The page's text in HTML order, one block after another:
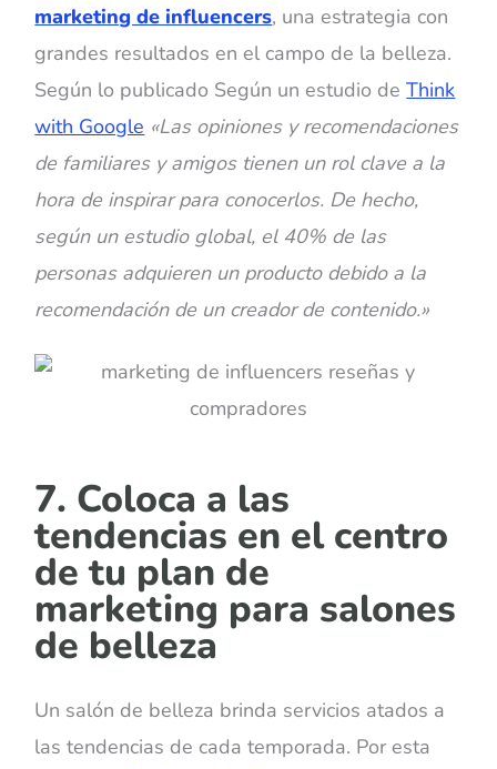
marketing de influencers, una estrategia con
grandes resultados en el campo de la belleza.
‌Según lo publicado Según un estudio deThink
with Google «Las opiniones y recomendaciones
de familiares y amigos tienen un rol clave a la
hora de inspirar para conocerlos. De hecho,
según un estudio global, el 40% de las
personas adquieren un producto debido a la
recomendación de un creador de contenido.»
7. Coloca a las
tendencias en el centro
de tu plan de
marketing para salones
de belleza
Un salón de belleza brinda servicios atados a
las tendencias de cada temporada. Por esta